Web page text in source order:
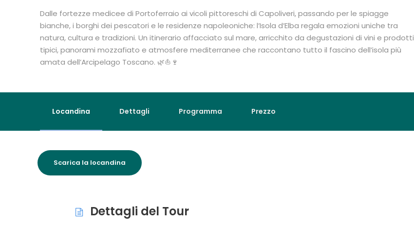
Dalle fortezze medicee di Portoferraio ai vicoli pittoreschi di Capoliveri, passando per le spiagge
bianche, i borghi dei pescatori e le residenze napoleoniche: l’Isola d’Elba regala emozioni uniche tra
natura, cultura e tradizioni. Un itinerario affacciato sul mare, arricchito da degustazioni di vini e prodotti
tipici, panorami mozzafiato e atmosfere mediterranee che raccontano tutto il fascino dell’isola più
amata dell’Arcipelago Toscano. 🌿⛵🍷
Locandina Dettagli Programma Prezzo
Scarica la locandina
Dettagli del Tour